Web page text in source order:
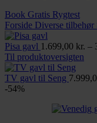
Book Gratis Rygtest
Forside Diverse tilbehør
Pisa gavl 1.699,00 kr. –
Til produktoversigten
TV gavl til Seng
-54%